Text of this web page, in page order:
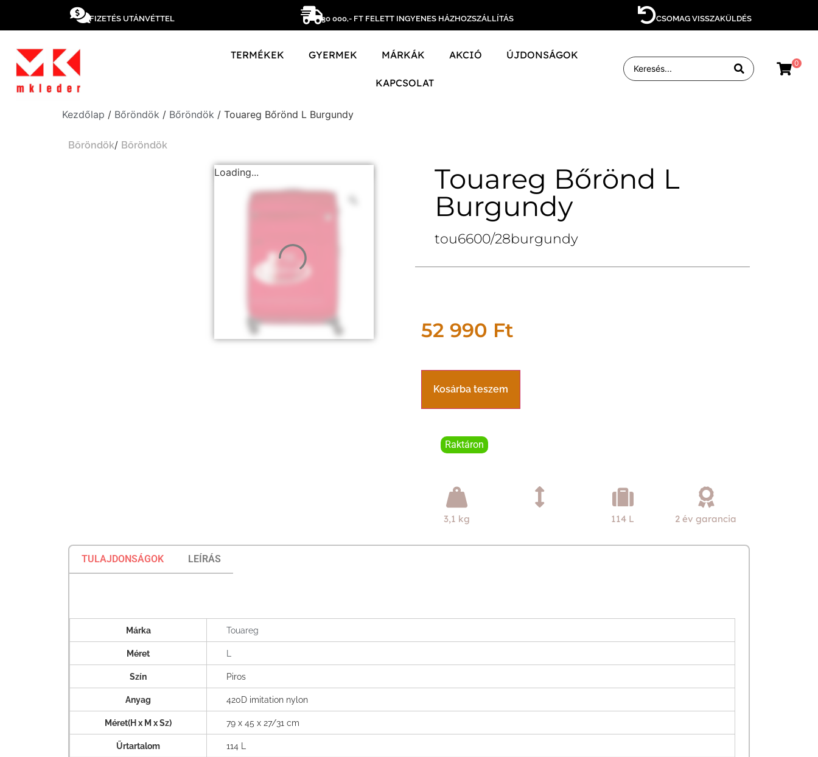
FIZETÉS UTÁNVÉTTEL 30 000,- FT FELETT INGYENES HÁZHOZSZÁLLÍTÁS CSOMAG VISSZAKÜLDÉS
TERMÉKEK GYERMEK MÁRKÁK AKCIÓ ÚJDONSÁGOK
KAPCSOLAT
0
Kezdőlap / Bőröndök / Bőröndök / Touareg Bőrönd L Burgundy
Bőröndök/ Bőröndök
Loading...
Touareg Bőrönd L
Burgundy
tou6600/28burgundy
52 990 Ft
Kosárba teszem
Raktáron
3,1 kg 114 L 2 év garancia
TULAJDONSÁGOK LEÍRÁS
Márka Touareg
Méret L
Szín Piros
Anyag 420D imitation nylon
Méret(H x M x Sz) 79 x 45 x 27/31 cm
Űrtartalom 114 L